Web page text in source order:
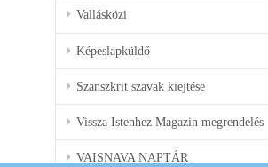
Vallásközi
Képeslapküldő
Szanszkrit szavak kiejtése
Vissza Istenhez Magazin megrendelés
VAISNAVA NAPTÁR